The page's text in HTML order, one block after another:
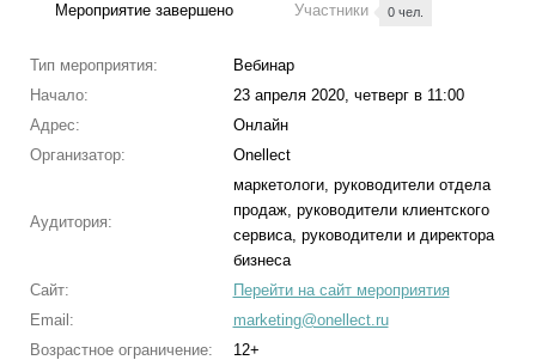
Мероприятие завершено Участники 0 чел.
Тип мероприятия:
Вебинар
Начало:
23 апреля 2020, четверг в 11:00
Адрес:
Онлайн
Организатор:
Onellect
Аудитория:
маркетологи, руководители отдела
продаж, руководители клиентского
сервиса, руководители и директора
бизнеса
Сайт:
Перейти на сайт мероприятия
Email:
marketing@onellect.ru
Возрастное ограничение:
12+